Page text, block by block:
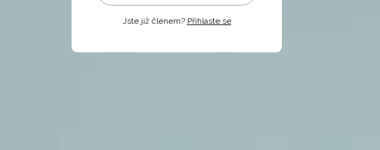
Jste již členem? Přihlaste se